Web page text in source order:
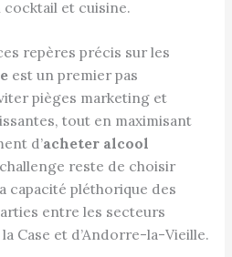
cocktail et cuisine.
repères précis sur les
est un premier pas
pièges marketing et
tout en maximisant
d’acheter alcool
reste de choisir
capacité pléthorique des
entre les secteurs
Case et d’Andorre-la-Vieille.